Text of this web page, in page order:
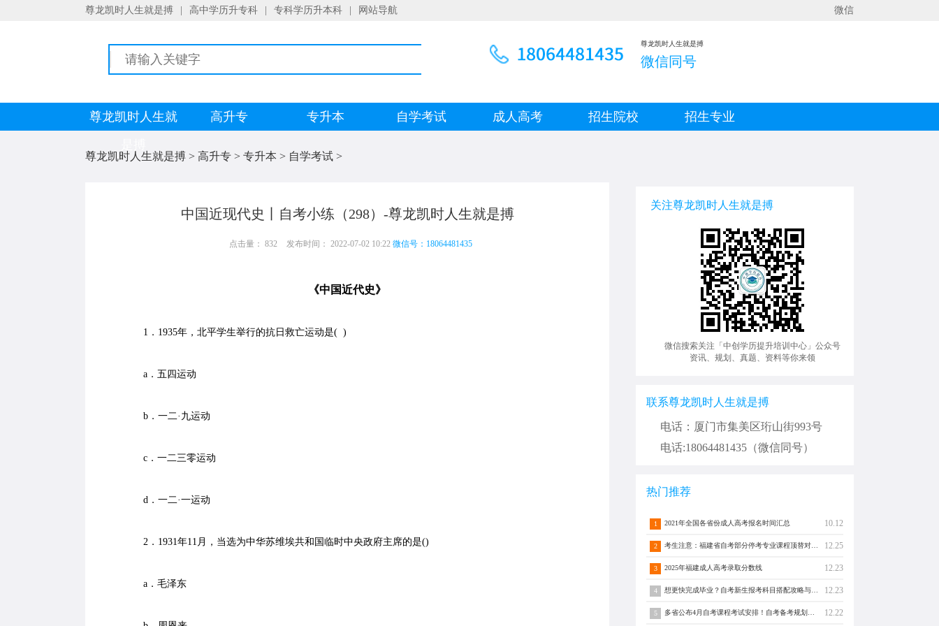
尊龙凯时人生就是搏 高中学历升专科 专科学历升本科 网站导航 微信
尊龙凯时人生就是搏
微信同号
尊龙凯时人生就
高升专 专升本 自学考试 成人高考 招生院校 招生专业
尊龙凯时人生就是搏 > 高升专 > 专升本 > 自学考试 >
中国近现代史丨自考小练（298）-尊龙凯时人生就是搏
点击量： 832 发布时间： 2022-07-02 10:22 微信号：18064481435
《中国近代史》
1．1935年，北平学生举行的抗日救亡运动是( )
a．五四运动
b．一二·九运动
c．一二三零运动
d．一二·一运动
2．1931年11月，当选为中华苏维埃共和国临时中央政府主席的是()
a．毛泽东
关注尊龙凯时人生就是搏
微信搜索关注「中创学历提升培训中心」公众号
资讯、规划、真题、资料等你来领
联系尊龙凯时人生就是搏
电话：厦门市集美区珩山街993号
电话:18064481435（微信同号）
热门推荐
1 2021年全国各省份成人高考报名时间汇总 10.12
2 12.25
3 2025年福建成人高考录取分数线 12.23
4 12.23
5 12.22